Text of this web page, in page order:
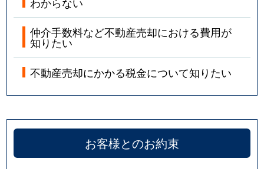
仲介手数料など不動産売却における費用が
知りたい
不動産売却にかかる税金について知りたい
お客様とのお約束